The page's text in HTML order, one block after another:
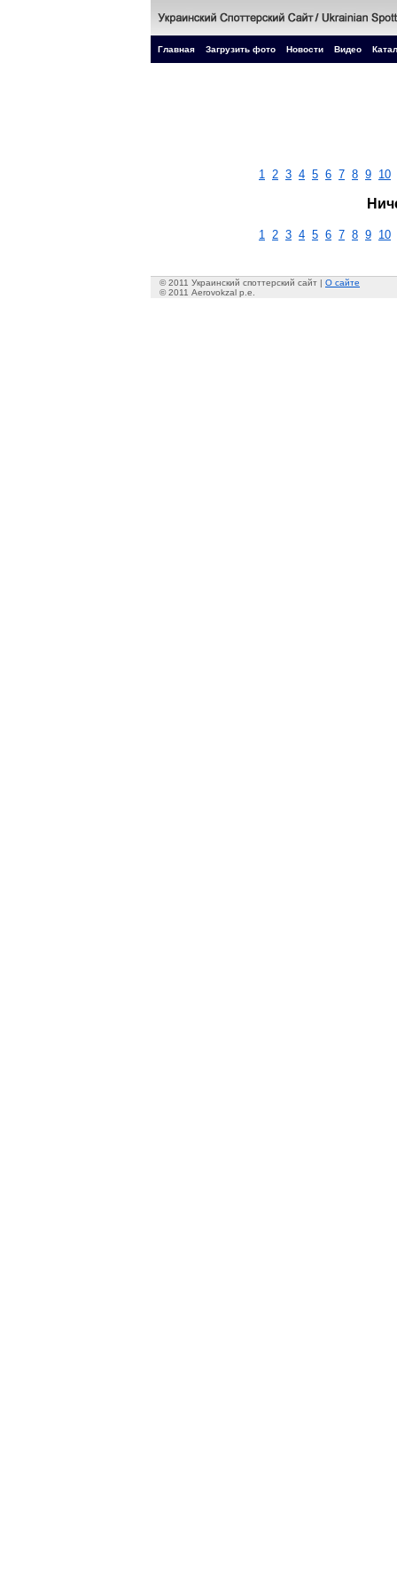
Главная Загрузить фото Новости Видео
1 2 3 4 5 6 7 8 9 10
1 2 3 4 5 6 7 8 9 10
© 2011 Украинский споттерский сайт | О сайте
© 2011 Aerovokzal p.e.